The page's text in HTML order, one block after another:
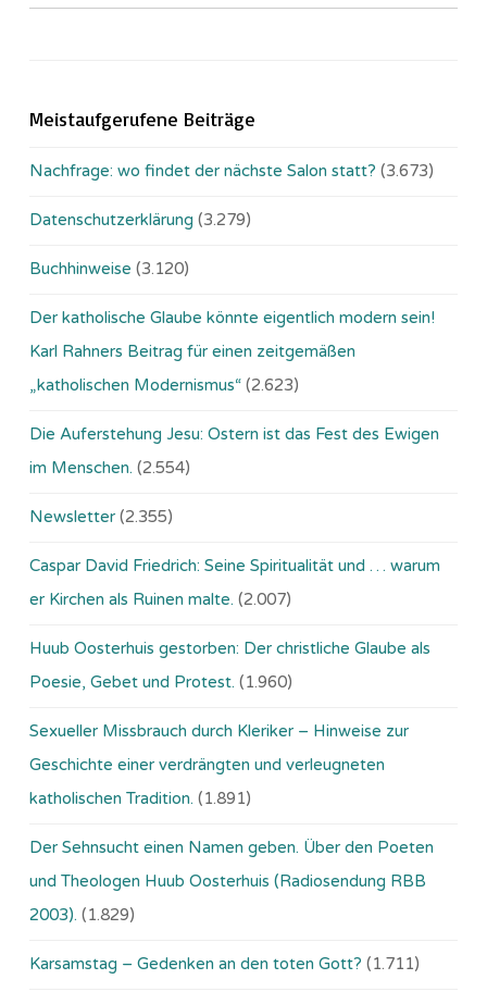
Meistaufgerufene Beiträge
Nachfrage: wo findet der nächste Salon statt? (3.673)
Datenschutzerklärung (3.279)
Buchhinweise (3.120)
Der katholische Glaube könnte eigentlich modern sein!
Karl Rahners Beitrag für einen zeitgemäßen
„katholischen Modernismus“ (2.623)
Die Auferstehung Jesu: Ostern ist das Fest des Ewigen
im Menschen. (2.554)
Newsletter (2.355)
Caspar David Friedrich: Seine Spiritualität und … warum
er Kirchen als Ruinen malte. (2.007)
Huub Oosterhuis gestorben: Der christliche Glaube als
Poesie, Gebet und Protest. (1.960)
Sexueller Missbrauch durch Kleriker – Hinweise zur
Geschichte einer verdrängten und verleugneten
katholischen Tradition. (1.891)
Der Sehnsucht einen Namen geben. Über den Poeten
und Theologen Huub Oosterhuis (Ra­dio­sen­dung RBB
2003). (1.829)
Karsamstag – Gedenken an den toten Gott? (1.711)